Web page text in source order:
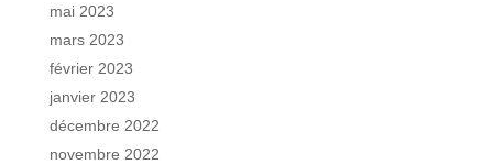
mai 2023
mars 2023
février 2023
janvier 2023
décembre 2022
novembre 2022